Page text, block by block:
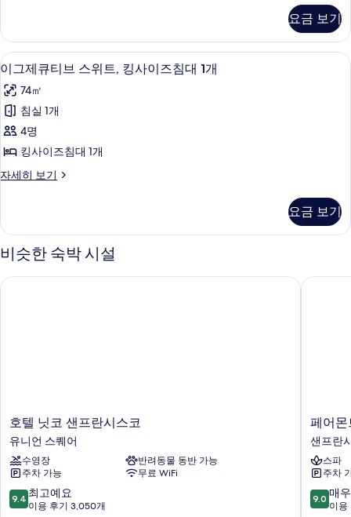
진
모
두
보
기
대
(여
러
개)
자
세
보
기
요금 보기
이
그
제
큐
티
브
스
트,
킹
사
이
진
모
두
보
기
디지털 채널 시청이 가능한 46인치 스
9
이그제큐티브 스위트, 킹사이즈침대 1개
74㎡
침실 1개
4명
킹사이즈침대 1개
자세히 보기
이
티
스
트,
요금 보기
비슷한 숙박 시설
호
텔
닛
코
샌
프
란
호텔 닛코 샌프란시스코
유니언 스퀘어
수영장
반려동물 동반 가능
주차 가능
무료 WiFi
10
점
9.4 최고예요
이용 후기 3,050개
호텔 닛코 샌프란시스코
페
어
몬
트
샌
프
란
페어몬
샌프란
스파
주차
10
점
9.0 매
이용
페어몬